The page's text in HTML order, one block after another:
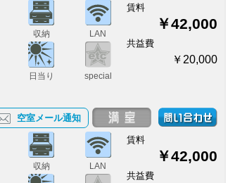
収納 LAN
日当り special
賃料
￥42,000
共益費
￥20,000
空室メール通知
収納 LAN
賃料
￥42,000
共益費